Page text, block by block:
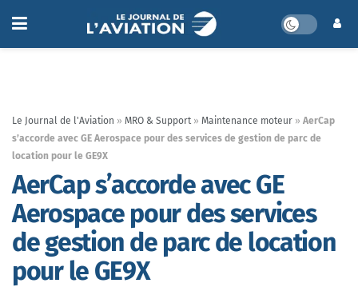
Le Journal de l'Aviation » MRO & Support » Maintenance moteur » AerCap
s’accorde avec GE Aerospace pour des services de gestion de parc de
location pour le GE9X
AerCap s’accorde avec GE
Aerospace pour des services
de gestion de parc de location
pour le GE9X